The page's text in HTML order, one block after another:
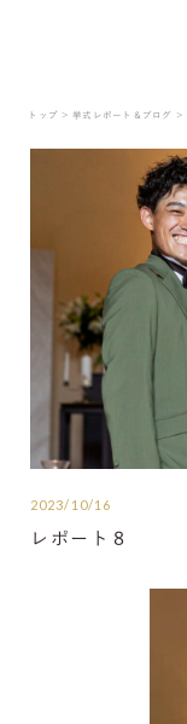
トップ ＞ 挙式レポート＆ブログ ＞
2023/10/16
レポート８